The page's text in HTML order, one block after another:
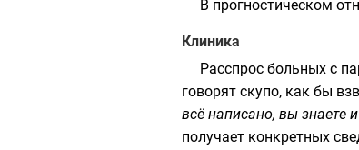
В прогностическом
Клиника
Расспрос больных с
говорят скупо, как бы
всё написано, вы знаете
получает конкретных